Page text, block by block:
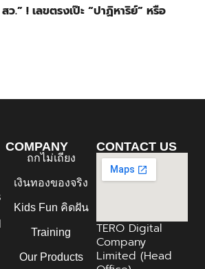
ว.” ! เลขตรงเป๊ะ “ปาฏิหาริย์” หรือ
COMPANY
ถกไม่เถียง
เงินทองของจริง
Kids Fun คิดฝัน
Training
Our Products
CONTACT US
TERO Digital
Company
Limited (Head